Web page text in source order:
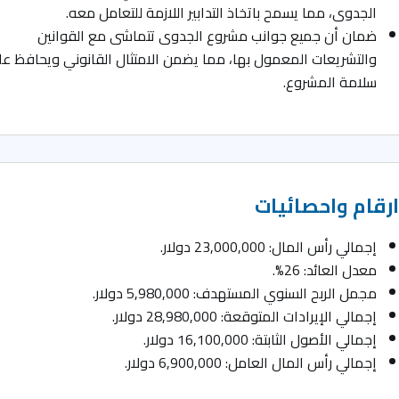
الجدوى، مما يسمح باتخاذ التدابير اللازمة للتعامل معه.
ضمان أن جميع جوانب مشروع الجدوى تتماشى مع القوانين
والتشريعات المعمول بها، مما يضمن الامتثال القانوني ويحافظ
سلامة المشروع.
ارقام واحصائيات
إجمالي رأس المال: 23,000,000 دولار.
معدل العائد: 26%.
مجمل الربح السنوي المستهدف: 5,980,000 دولار.
إجمالي الإيرادات المتوقعة: 28,980,000 دولار.
إجمالي الأصول الثابتة: 16,100,000 دولار.
إجمالي رأس المال العامل: 6,900,000 دولار.